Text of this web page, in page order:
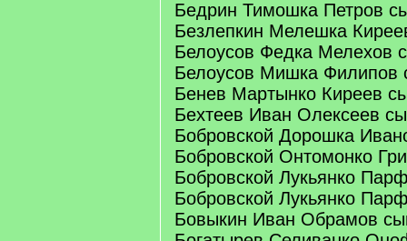
Бедрин Тимошка Петров
Безлепкин Мелешка
Белоусов Федка Мелехов
Белоусов Мишка Филипов
Бенев Мартынко Киреев
Бехтеев Иван Олексеев
Бобровской Дорошка
Бобровской Онтомонко
Бобровской Лукьянко
Бобровской Лукьянко
Бовыкин Иван Обрамов